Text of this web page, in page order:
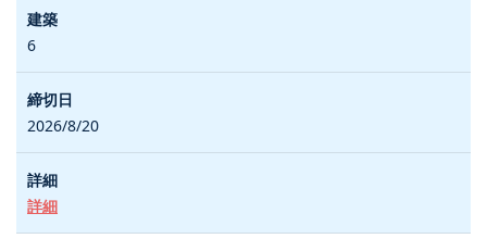
6
2026/8/20
詳細